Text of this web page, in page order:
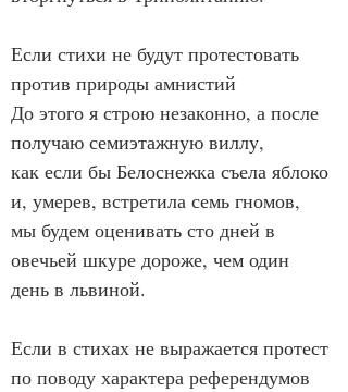
Если стихи не будут протестовать
против природы амнистий
До этого я строю незаконно, а после
получаю семиэтажную виллу,
как если бы Белоснежка съела яблоко
и, умерев, встретила семь гномов,
мы будем оценивать сто дней в
овечьей шкуре дороже, чем один
день в львиной.
Если в стихах не выражается протест
по поводу характера референдумов